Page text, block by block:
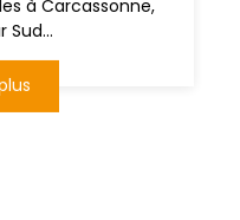
à Carcassonne,
Sud...